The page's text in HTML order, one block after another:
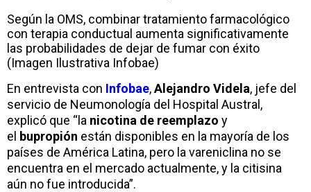
Según la OMS, combinar tratamiento farmacológico
con terapia conductual aumenta significativamente
las probabilidades de dejar de fumar con éxito
(Imagen Ilustrativa Infobae)
En entrevista con Infobae,Alejandro Videla, jefe del
servicio de Neumonología del Hospital Austral,
explicó que “la nicotina de reemplazo y
el bupropión están disponibles en la mayoría de los
países de América Latina, pero la vareniclina no se
encuentra en el mercado actualmente, y la citisina
aún no fue introducida”.